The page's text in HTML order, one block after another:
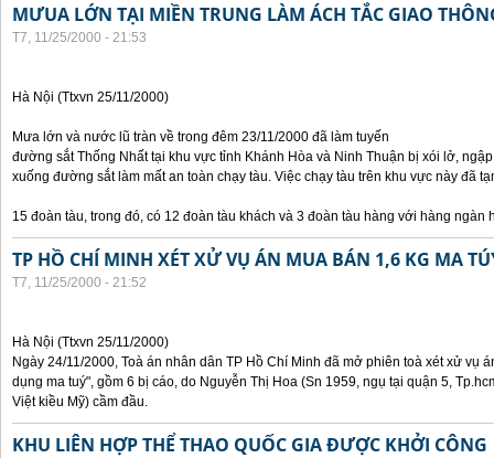
MƯUA LỚN TẠI MIỀN TRUNG LÀM ÁCH TẮC GIAO
T7, 11/25/2000 - 21:53
Hà Nội (Ttxvn 25/11/2000)
Mưa lớn và nước lũ tràn về trong đêm 23/11/2000 đã làm tuyến
đường sắt Thống Nhất tại khu vực tỉnh Khánh Hòa và Ninh Thuận bị xói lở,
xuống đường sắt làm mất an toàn chạy tàu. Việc chạy tàu trên khu vực này đã
15 đoàn tàu, trong đó, có 12 đoàn tàu khách và 3 đoàn tàu hàng với hàng
TP HỒ CHÍ MINH XÉT XỬ VỤ ÁN MUA BÁN 1,6 KG MA
T7, 11/25/2000 - 21:52
Hà Nội (Ttxvn 25/11/2000)
Ngày 24/11/2000, Toà án nhân dân TP Hồ Chí Minh đã mở phiên toà xét xử vụ
dụng ma tuý", gồm 6 bị cáo, do Nguyễn Thị Hoa (Sn 1959, ngụ tại quận 5,
Việt kiều Mỹ) cầm đầu.
KHU LIÊN HỢP THỂ THAO QUỐC GIA ĐƯỢC KHỞI CÔNG